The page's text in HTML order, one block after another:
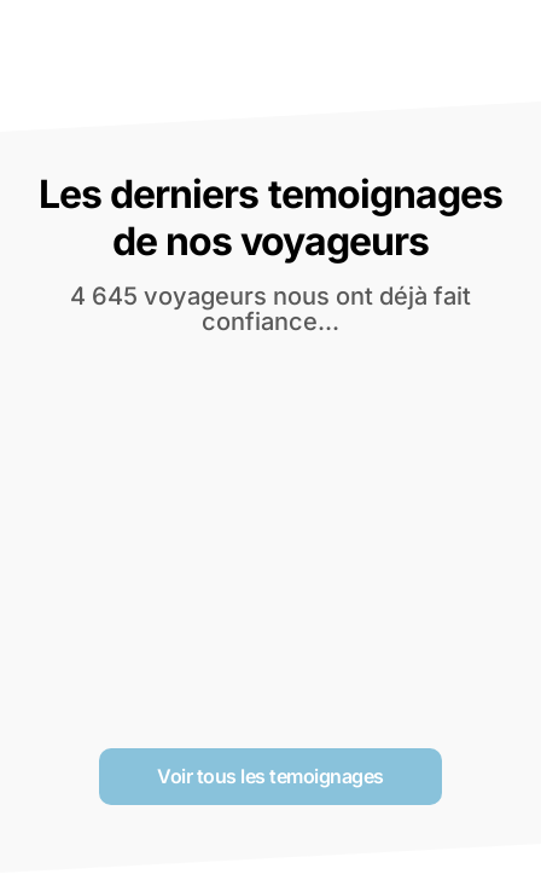
Les derniers temoignages
de nos voyageurs
4 645 voyageurs nous ont déjà fait
confiance...
Voir tous les temoignages